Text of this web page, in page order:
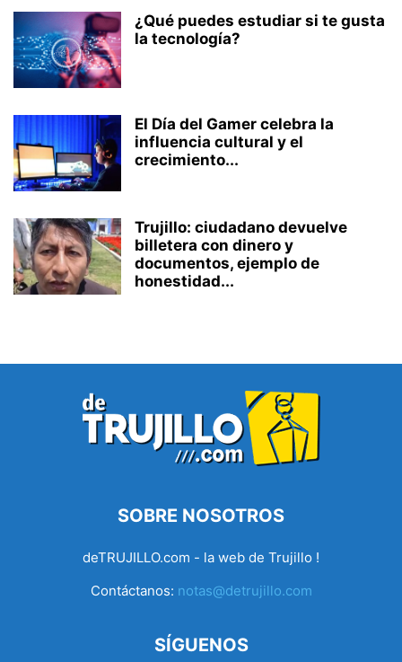
¿Qué puedes estudiar si te gusta
la tecnología?
El Día del Gamer celebra la
influencia cultural y el
crecimiento...
Trujillo: ciudadano devuelve
billetera con dinero y
documentos, ejemplo de
honestidad...
SOBRE NOSOTROS
deTRUJILLO.com - la web de Trujillo !
Contáctanos: notas@detrujillo.com
SÍGUENOS